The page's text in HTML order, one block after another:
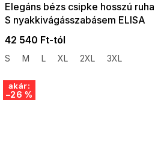
Elegáns bézs csipke hosszú ruha
S nyakkivágásszabásem ELISA
42 540 Ft-tól
S M L XL 2XL 3XL
akár:
–26 %